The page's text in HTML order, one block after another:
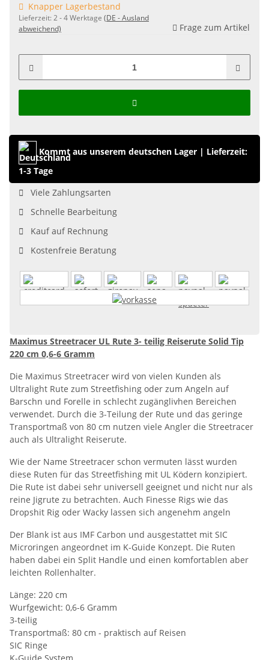
Knapper Lagerbestand
Lieferzeit: 2 - 4 Werktage (DE - Ausland
abweichend)
Frage zum Artikel
Kommt aus unserem deutschen Lager | Lieferzeit:
1-3 Tage
Viele Zahlungsarten
Schnelle Bearbeitung
Kauf auf Rechnung
Kostenfreie Beratung
Maximus Streetracer UL Rute 3- teilig Reiserute Solid Tip
220 cm 0,6-6 Gramm
Die Maximus Streetracer wird von vielen Kunden als
Ultralight Rute zum Streetfishing oder zum Angeln auf
Barschn und Forelle in schlecht zugänglivhen Bereichen
verwendet. Durch die 3-Teilung der Rute und das geringe
Transportmaß von 80 cm nutzen viele Angler die Streetracer
auch als Ultralight Reiserute.
Wie der Name Streetracer schon vermuten lässt wurden
diese Ruten für das Streetfishing mit UL Ködern konzipiert.
Die Rute ist dabei sehr universell geeignet und nicht nur als
reine Jigrute zu betrachten. Auch Finesse Rigs wie das
Dropshit Rig oder Wacky lassen sich angenehm angeln
Der Blank ist aus IMF Carbon und ausgestattet mit SIC
Microringen angeordnet im K-Guide Konzept. Die Ruten
haben dabei ein Split Handle und einen komfortablen aber
leichten Rollenhalter.
Länge: 220 cm
Wurfgewicht: 0,6-6 Gramm
3-teilig
Transportmaß: 80 cm - praktisch auf Reisen
SIC Ringe